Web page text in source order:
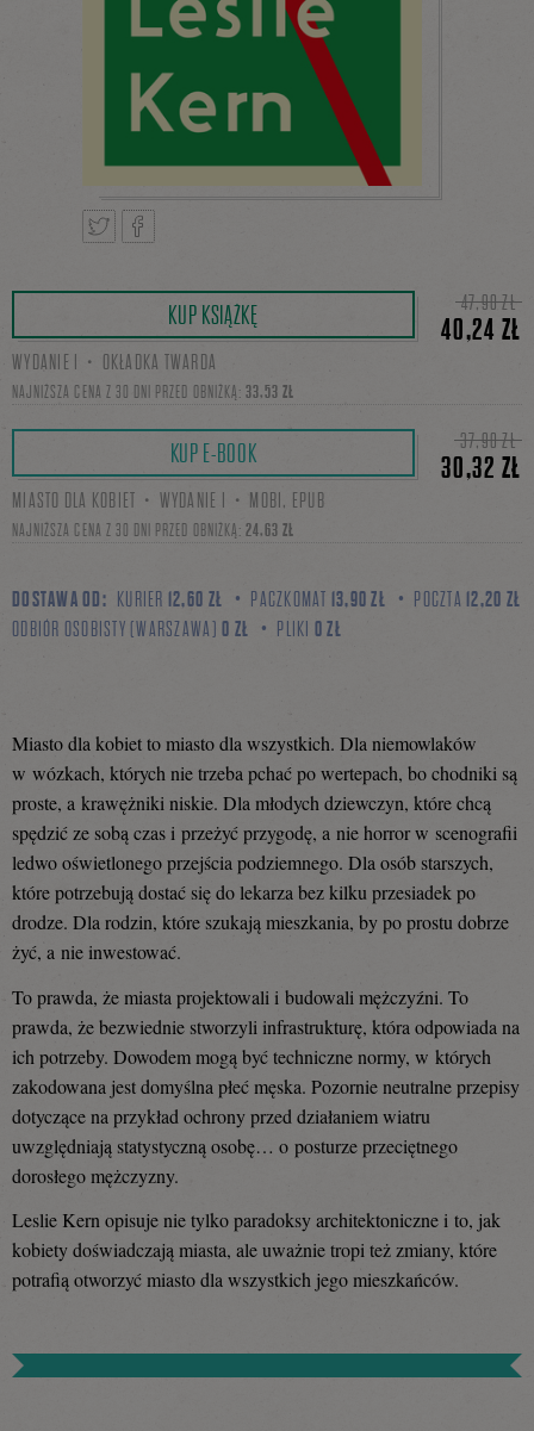
TweetnijPodziel
się
na
KUP KSIĄŻKĘ 47,90 ZŁ
40,24 ZŁ
WYDANIE I・OKŁADKA TWARDA
NAJNIŻSZA CENA Z 30 DNI PRZED OBNIŻKĄ: 33,53 ZŁ
KUP E-BOOK 37,90 ZŁ
30,32 ZŁ
MIASTO DLA KOBIET・WYDANIE I・MOBI, EPUB
NAJNIŻSZA CENA Z 30 DNI PRZED OBNIŻKĄ: 24,63 ZŁ
DOSTAWA OD: KURIER 12,60 ZŁ PACZKOMAT 13,90 ZŁ POCZTA 12,20 ZŁ
ODBIÓR OSOBISTY (WARSZAWA) 0 ZŁ PLIKI 0 ZŁ
Miasto dla kobiet to miasto dla wszystkich. Dla niemowlaków
w wózkach, których nie trzeba pchać po wertepach, bo chodniki są
proste, a krawężniki niskie. Dla młodych dziewczyn, które chcą
spędzić ze sobą czas i przeżyć przygodę, a nie horror w scenografii
ledwo oświetlonego przejścia podziemnego. Dla osób starszych,
które potrzebują dostać się do lekarza bez kilku przesiadek po
drodze. Dla rodzin, które szukają mieszkania, by po prostu dobrze
żyć, a nie inwestować.
To prawda, że miasta projektowali i budowali mężczyźni. To
prawda, że bezwiednie stworzyli infrastrukturę, która odpowiada na
ich potrzeby. Dowodem mogą być techniczne normy, w których
zakodowana jest domyślna płeć męska. Pozornie neutralne przepisy
dotyczące na przykład ochrony przed działaniem wiatru
uwzględniają statystyczną osobę… o posturze przeciętnego
dorosłego mężczyzny.
Leslie Kern opisuje nie tylko paradoksy architektoniczne i to, jak
kobiety doświadczają miasta, ale uważnie tropi też zmiany, które
potrafią otworzyć miasto dla wszystkich jego mieszkańców.